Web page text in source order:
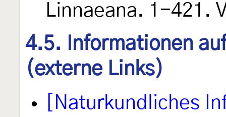
Linnaeana. 1-421.
4.5. Informationen
(externe Links)
[Naturkundliches